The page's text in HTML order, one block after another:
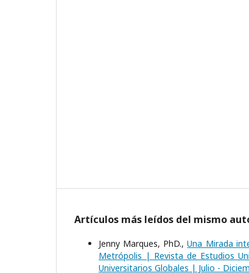
Artículos más leídos del mismo
Jenny Marques, PhD.,Una Mirada
Metrópolis | Revista de Estudios
Universitarios Globales | Julio -